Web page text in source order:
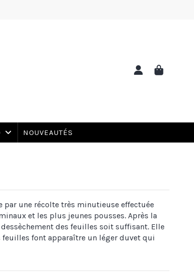
NOUVEAUTÉS
une récolte très minutieuse effectuée
et les plus jeunes pousses. Après la
des feuilles soit suffisant. Elle
font apparaître un léger duvet qui